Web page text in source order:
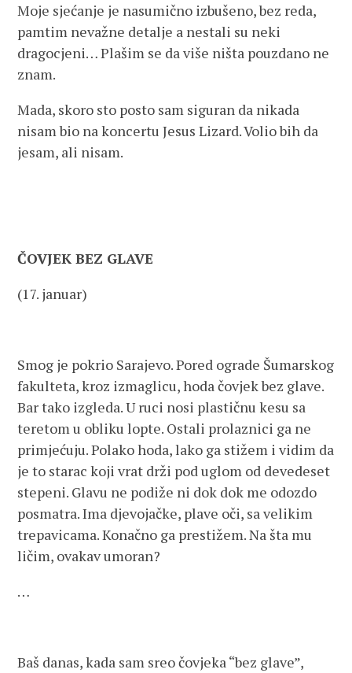
Moje sjećanje je nasumično izbušeno, bez reda,
pamtim nevažne detalje a nestali su neki
dragocjeni… Plašim se da više ništa pouzdano ne
znam.
Mada, skoro sto posto sam siguran da nikada
nisam bio na koncertu Jesus Lizard. Volio bih da
jesam, ali nisam.
ČOVJEK BEZ GLAVE
(17. januar)
Smog je pokrio Sarajevo. Pored ograde Šumarskog
fakulteta, kroz izmaglicu, hoda čovjek bez glave.
Bar tako izgleda. U ruci nosi plastičnu kesu sa
teretom u obliku lopte. Ostali prolaznici ga ne
primjećuju. Polako hoda, lako ga stižem i vidim da
je to starac koji vrat drži pod uglom od devedeset
stepeni. Glavu ne podiže ni dok dok me odozdo
posmatra. Ima djevojačke, plave oči, sa velikim
trepavicama. Konačno ga prestižem. Na šta mu
ličim, ovakav umoran?
…
Baš danas, kada sam sreo čovjeka “bez glave”,